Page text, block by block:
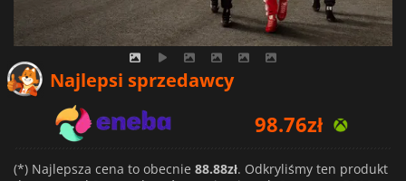
Najlepsi sprzedawcy
98.76zł
102.92zł
(*) Najlepsza cena to obecnie 88.88zł. Odkryliśmy ten produkt